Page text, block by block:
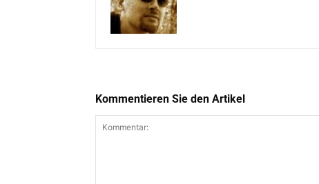
Kommentieren Sie den Artikel